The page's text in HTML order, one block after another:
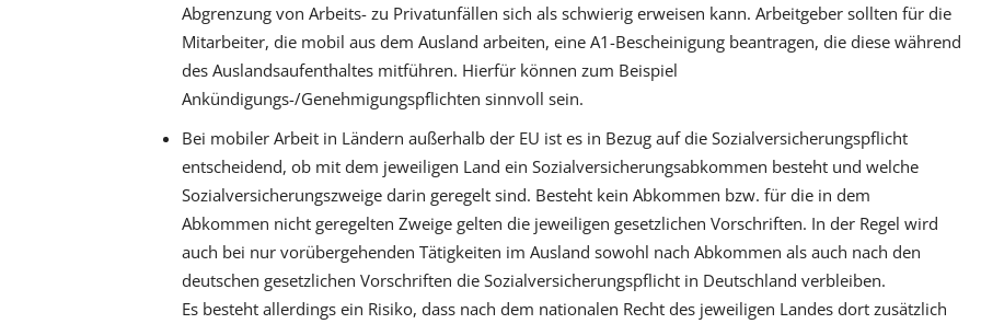
Abgrenzung von Arbeits- zu Privatunfällen sich als schwierig erweisen kann. Arbeitgeber sollten für die
Mitarbeiter, die mobil aus dem Ausland arbeiten, eine A1-Bescheinigung beantragen, die diese während
des Auslandsaufenthaltes mitführen. Hierfür können zum Beispiel
Ankündigungs-/Genehmigungspflichten sinnvoll sein.
Bei mobiler Arbeit in Ländern außerhalb der EU ist es in Bezug auf die Sozialversicherungspflicht
entscheidend, ob mit dem jeweiligen Land ein Sozialversicherungsabkommen besteht und welche
Sozialversicherungszweige darin geregelt sind. Besteht kein Abkommen bzw. für die in dem
Abkommen nicht geregelten Zweige gelten die jeweiligen gesetzlichen Vorschriften. In der Regel wird
auch bei nur vorübergehenden Tätigkeiten im Ausland sowohl nach Abkommen als auch nach den
deutschen gesetzlichen Vorschriften die Sozialversicherungspflicht in Deutschland verbleiben.
Es besteht allerdings ein Risiko, dass nach dem nationalen Recht des jeweiligen Landes dort zusätzlich